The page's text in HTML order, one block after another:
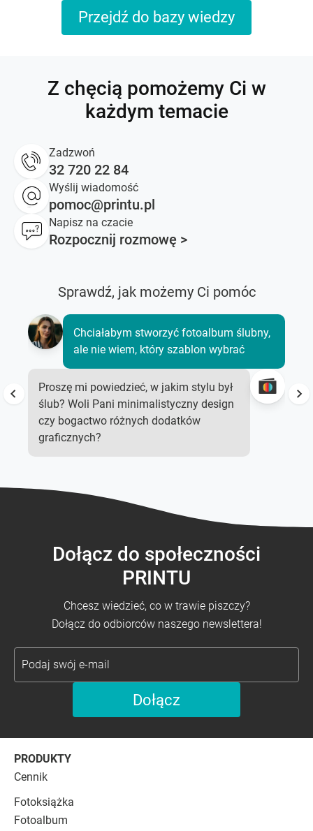
Przejdź do bazy wiedzy
Z chęcią pomożemy Ci w
każdym temacie
Zadzwoń
32 720 22 84
Wyślij wiadomość
pomoc@printu.pl
Napisz na czacie
Rozpocznij rozmowę >
Sprawdź, jak możemy Ci pomóc
Chciałabym stworzyć fotoalbum ślubny,
ale nie wiem, który szablon wybrać
Proszę mi powiedzieć, w jakim stylu był
ślub? Woli Pani minimalistyczny design
czy bogactwo różnych dodatków
graficznych?
Dołącz do społeczności
PRINTU
Chcesz wiedzieć, co w trawie piszczy?
Dołącz do odbiorców naszego newslettera!
PRODUKTY
Cennik
Fotoksiążka
Fotoalbum